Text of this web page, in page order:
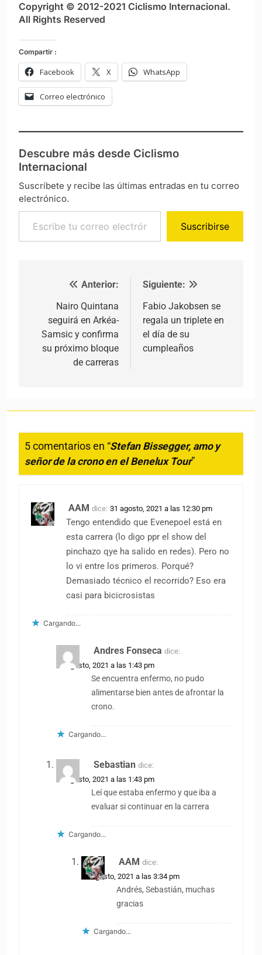
Copyright © 2012-2021 Ciclismo Internacional.
All Rights Reserved
Compartir :
Facebook X WhatsApp
Correo electrónico
Descubre más desde Ciclismo
Internacional
Suscríbete y recibe las últimas entradas en tu correo
electrónico.
Escribe tu correo electrónico…
Suscribirse
Navegación de entradas
Anterior:
Nairo Quintana
seguirá en Arkéa-
Samsic y confirma
su próximo bloque
de carreras
Siguiente:
Fabio Jakobsen se
regala un triplete en
el día de su
cumpleaños
5 comentarios en “Stefan Bissegger, amo y
señor de la crono en el Benelux Tour”
AAM dice: 31 agosto, 2021 a las 12:30 pm
Tengo entendido que Evenepoel está en
esta carrera (lo digo ppr el show del
pinchazo qye ha salido en redes). Pero no
lo vi entre los primeros. Porqué?
Demasiado técnico el recorrido? Eso era
casi para bicicrosistas
Cargando...
Andres Fonseca dice:
31 agosto, 2021 a las 1:43 pm
Se encuentra enfermo, no pudo
alimentarse bien antes de afrontar la
crono.
Cargando...
Sebastian dice:
31 agosto, 2021 a las 1:43 pm
Leí que estaba enfermo y que iba a
evaluar si continuar en la carrera
Cargando...
AAM dice:
31 agosto, 2021 a las 3:34 pm
Andrés, Sebastián, muchas
gracias
Cargando...